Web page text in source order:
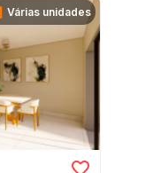
Várias unidades